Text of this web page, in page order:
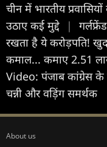
चीन में भारतीय
उठाए कई मुद्दे
|
रखता है ये करोड़पति!
कमाल... कमाए 2.51
Video: पंजाब कांग्रेस के
चन्नी और वड़िंग समर्थक
About us